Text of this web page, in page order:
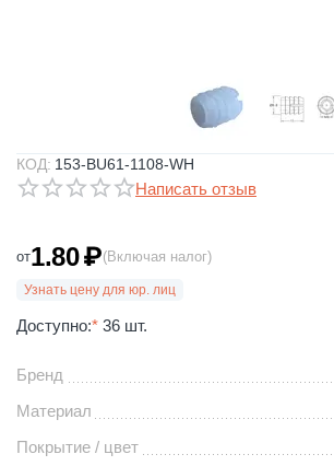
КОД: 153-BU61-1108-WH
Написать отзыв
от1.80₽(Включая налог)
Узнать цену для юр. лиц
Доступно:* 36 шт.
Бренд
Материал
Покрытие / цвет